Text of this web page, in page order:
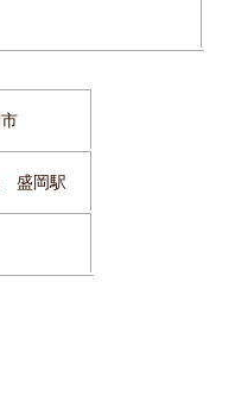
盛岡駅